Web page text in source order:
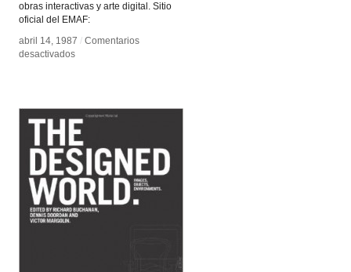
obras interactivas y arte digital. Sitio
oficial del EMAF:
abril 14, 1987 / Comentarios
desactivadosen
Festival
abril 14, 1987 / Comentarios
desactivadosen
Festival